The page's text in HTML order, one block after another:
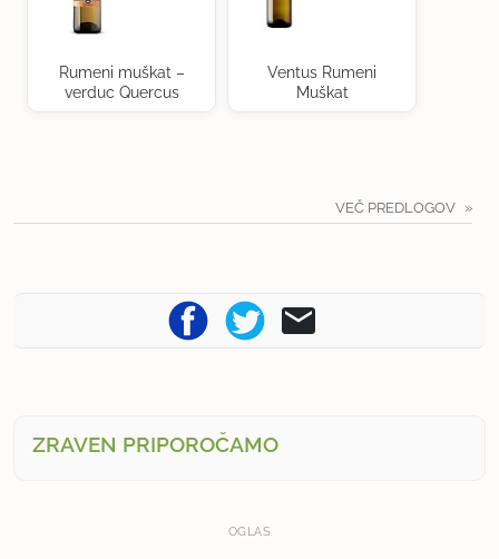
Rumeni muškat –
verduc Quercus
Ventus Rumeni
Muškat
VEČ PREDLOGOV
ZRAVEN PRIPOROČAMO
OGLAS